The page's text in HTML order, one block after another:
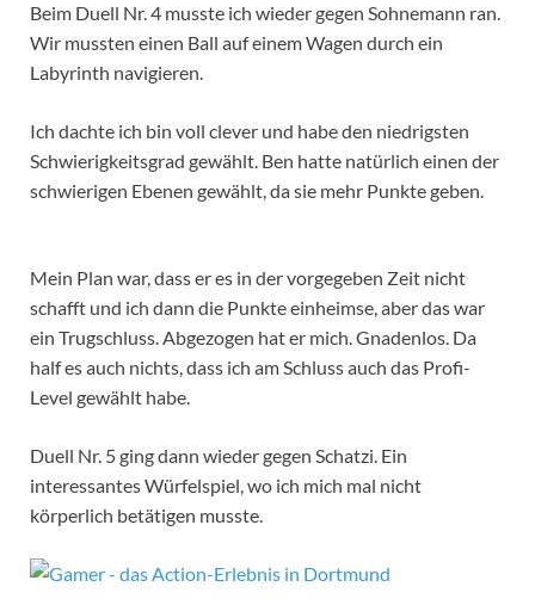
Beim Duell Nr. 4 musste ich wieder gegen Sohnemann ran.
Wir mussten einen Ball auf einem Wagen durch ein
Labyrinth navigieren.
Ich dachte ich bin voll clever und habe den niedrigsten
Schwierigkeitsgrad gewählt. Ben hatte natürlich einen der
schwierigen Ebenen gewählt, da sie mehr Punkte geben.
Mein Plan war, dass er es in der vorgegeben Zeit nicht
schafft und ich dann die Punkte einheimse, aber das war
ein Trugschluss. Abgezogen hat er mich. Gnadenlos. Da
half es auch nichts, dass ich am Schluss auch das Profi-
Level gewählt habe.
Duell Nr. 5 ging dann wieder gegen Schatzi. Ein
interessantes Würfelspiel, wo ich mich mal nicht
körperlich betätigen musste.